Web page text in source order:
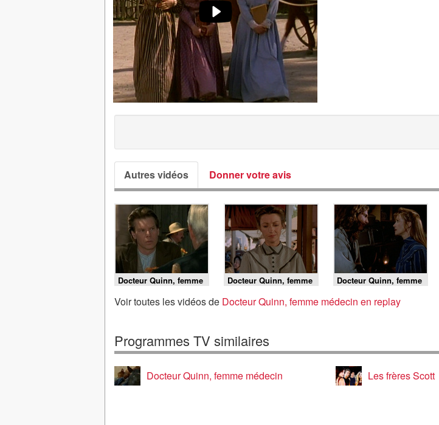
Autres vidéos Donner votre avis
Docteur Quinn, femme
médecin - S5 E9 -
Légende
Docteur Quinn, femme
médecin - S5 E8 - Ne
m'oublie pas
Docteur Quinn, femme
médecin - S5 E7 - Cas
de conscience
Voir toutes les vidéos de Docteur Quinn, femme médecin en replay
Programmes TV similaires
Docteur Quinn, femme médecin Les frères Scott